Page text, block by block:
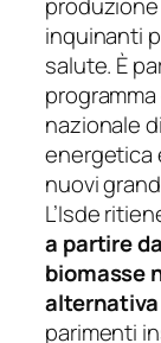
inquinanti
salute. È
nazionale
energetica
nuovi
L’Isde
a partire
biomasse
parimenti